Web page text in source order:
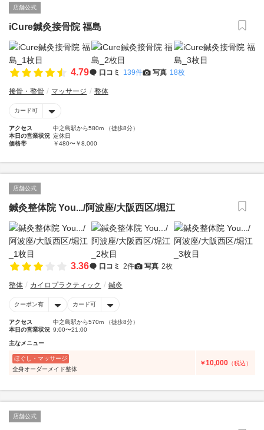
店舗公式
iCure鍼灸接骨院 福島
4.79 口コミ 139件 写真 18枚
接骨・整骨 マッサージ 整体
カード可
アクセス
中之島駅から580m （徒歩8分）
本日の営業状況 定休日
価格帯
￥480〜￥8,000
店舗公式
鍼灸整体院 You.../阿波座/大阪西区/堀江
3.36 口コミ 2件 写真 2枚
整体 カイロプラクティック 鍼灸
クーポン有 カード可
アクセス
中之島駅から570m （徒歩8分）
本日の営業状況 9:00〜21:00
主なメニュー
ほぐし・マッサージ
全身オーダーメイド整体
￥10,000 （税込）
店舗公式